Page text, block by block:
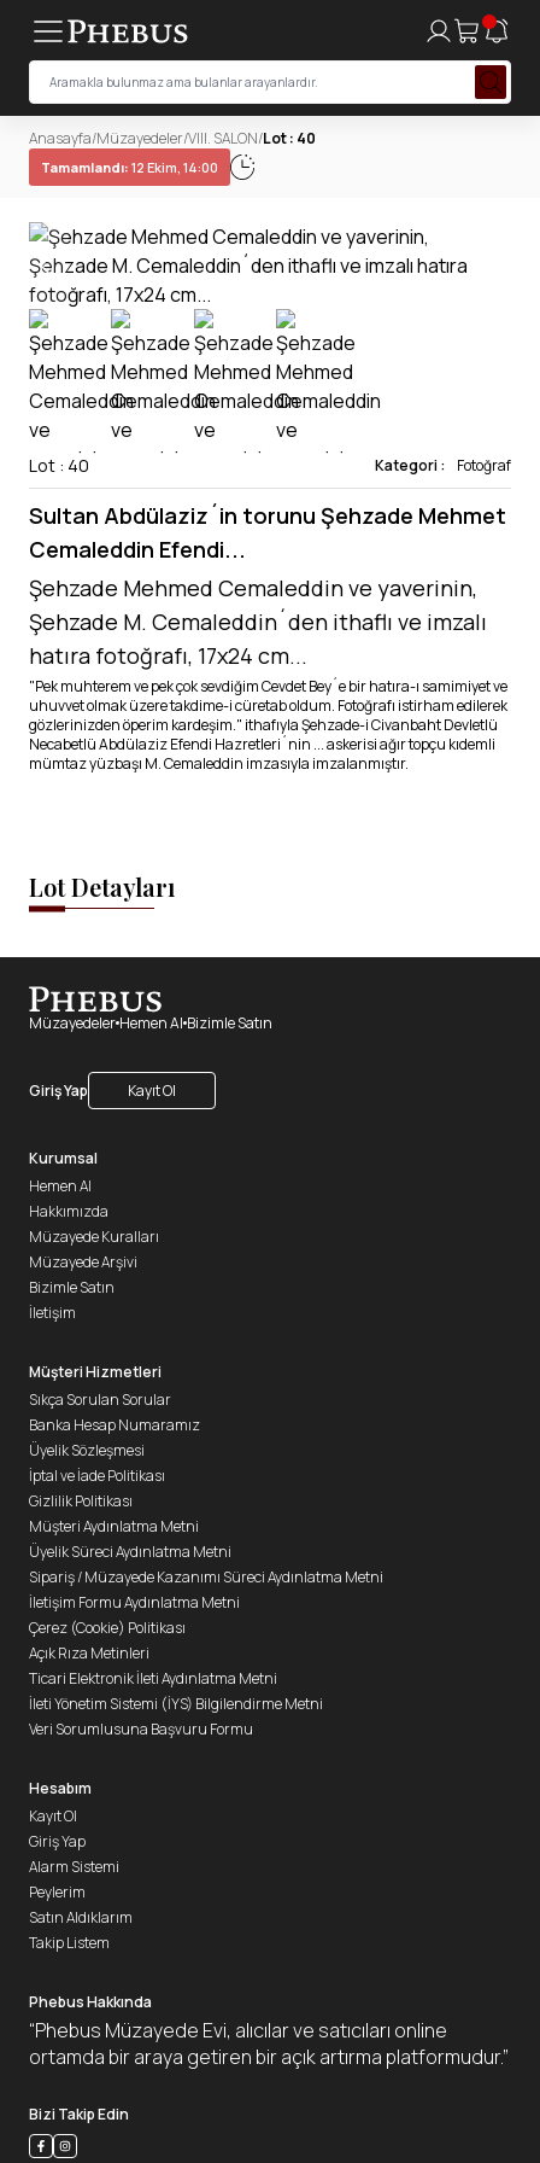
Anasayfa/Müzayedeler/VIII. SALON/Lot : 40
Tamamlandı: 12 Ekim, 14:00
Lot : 40 Kategori : Fotoğraf
Sultan Abdülaziz´in torunu Şehzade Mehmet
Cemaleddin Efendi...
Şehzade Mehmed Cemaleddin ve yaverinin,
Şehzade M. Cemaleddin´den ithaflı ve imzalı
hatıra fotoğrafı, 17x24 cm...
"Pek muhterem ve pek çok sevdiğim Cevdet Bey´e bir hatıra-ı samimiyet ve
uhuvvet olmak üzere takdime-i cüretab oldum. Fotoğrafı istirham edilerek
gözlerinizden öperim kardeşim." ithafıyla Şehzade-i Civanbaht Devletlü
Necabetlü Abdülaziz Efendi Hazretleri´nin ... askerisi ağır topçu kıdemli
mümtaz yüzbaşı M. Cemaleddin imzasıyla imzalanmıştır.
Lot Detayları
Müzayedeler Hemen Al Bizimle Satın
Giriş Yap Kayıt Ol
Phebus Hakkında
“Phebus Müzayede Evi, alıcılar ve satıcıları online
ortamda bir araya getiren bir açık artırma platformudur.”
Bizi Takip Edin
Kurumsal
Hemen Al
Hakkımızda
Müzayede Kuralları
Müzayede Arşivi
Bizimle Satın
İletişim
Müşteri Hizmetleri
Sıkça Sorulan Sorular
Banka Hesap Numaramız
Üyelik Sözleşmesi
İptal ve İade Politikası
Gizlilik Politikası
Müşteri Aydınlatma Metni
Üyelik Süreci Aydınlatma Metni
Sipariş / Müzayede Kazanımı Süreci Aydınlatma Metni
İletişim Formu Aydınlatma Metni
Çerez (Cookie) Politikası
Açık Rıza Metinleri
Ticari Elektronik İleti Aydınlatma Metni
İleti Yönetim Sistemi (İYS) Bilgilendirme Metni
Veri Sorumlusuna Başvuru Formu
Hesabım
Kayıt Ol
Giriş Yap
Alarm Sistemi
Peylerim
Satın Aldıklarım
Takip Listem